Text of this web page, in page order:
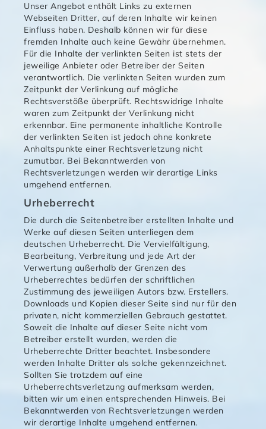
Unser Angebot enthält Links zu externen
Webseiten Dritter, auf deren Inhalte wir keinen
Einfluss haben. Deshalb können wir für diese
fremden Inhalte auch keine Gewähr übernehmen.
Für die Inhalte der verlinkten Seiten ist stets der
jeweilige Anbieter oder Betreiber der Seiten
verantwortlich. Die verlinkten Seiten wurden zum
Zeitpunkt der Verlinkung auf mögliche
Rechtsverstöße überprüft. Rechtswidrige Inhalte
waren zum Zeitpunkt der Verlinkung nicht
erkennbar. Eine permanente inhaltliche Kontrolle
der verlinkten Seiten ist jedoch ohne konkrete
Anhaltspunkte einer Rechtsverletzung nicht
zumutbar. Bei Bekanntwerden von
Rechtsverletzungen werden wir derartige Links
umgehend entfernen.
Urheberrecht
Die durch die Seitenbetreiber erstellten Inhalte und
Werke auf diesen Seiten unterliegen dem
deutschen Urheberrecht. Die Vervielfältigung,
Bearbeitung, Verbreitung und jede Art der
Verwertung außerhalb der Grenzen des
Urheberrechtes bedürfen der schriftlichen
Zustimmung des jeweiligen Autors bzw. Erstellers.
Downloads und Kopien dieser Seite sind nur für den
privaten, nicht kommerziellen Gebrauch gestattet.
Soweit die Inhalte auf dieser Seite nicht vom
Betreiber erstellt wurden, werden die
Urheberrechte Dritter beachtet. Insbesondere
werden Inhalte Dritter als solche gekennzeichnet.
Sollten Sie trotzdem auf eine
Urheberrechtsverletzung aufmerksam werden,
bitten wir um einen entsprechenden Hinweis. Bei
Bekanntwerden von Rechtsverletzungen werden
wir derartige Inhalte umgehend entfernen.